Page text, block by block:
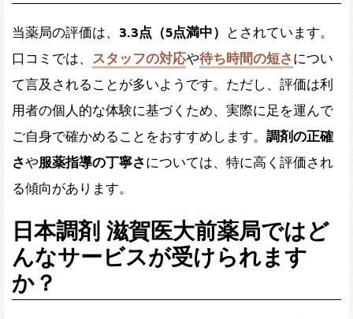
当薬局の評価は、 3.3点（5点満中）
とされています。
口コミでは、 スタッフの対応や待ち時間の短さ につい
て言及されることが多いようです。ただし、評価は利
用者の個人的な体験に基づくため、実際に足を運んで
ご自身で確かめることをおすすめします。 調剤の正確
さや服薬指導の丁寧さについては、特に高く評価され
る傾向があります。
日本調剤 滋賀医大前薬局ではど
んなサービスが受けられます
か？